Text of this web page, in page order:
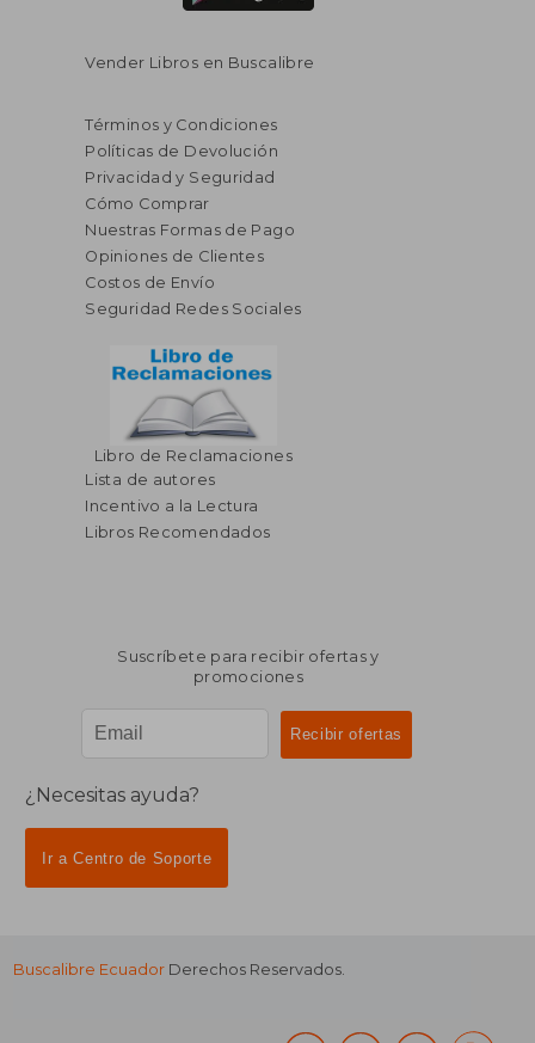
Vender Libros en Buscalibre
Términos y Condiciones
Políticas de Devolución
Privacidad y Seguridad
Cómo Comprar
Nuestras Formas de Pago
Opiniones de Clientes
Costos de Envío
Seguridad Redes Sociales
Libro de Reclamaciones
Lista de autores
Incentivo a la Lectura
Libros Recomendados
Suscríbete para recibir ofertas y
promociones
¿Necesitas ayuda?
Ir a Centro de Soporte
Buscalibre Ecuador Derechos Reservados.